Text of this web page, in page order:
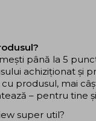
până la 5
achiziționat și
produsul, mai
– pentru tine
super util?